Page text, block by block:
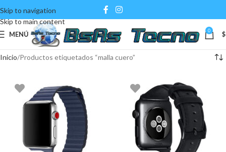
Skip to navigation
Skip to main content
MENÚ 0 $
Inicio Productos etiquetados “malla cuero”